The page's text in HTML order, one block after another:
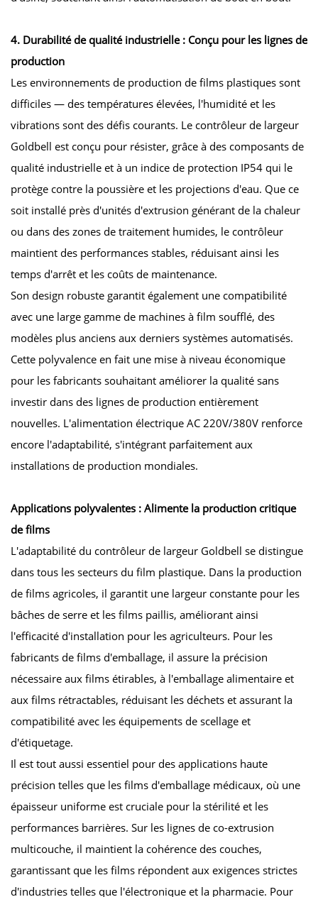
4. Durabilité de qualité industrielle : Conçu pour les lignes de
production
Les environnements de production de films plastiques sont
difficiles — des températures élevées, l'humidité et les
vibrations sont des défis courants. Le contrôleur de largeur
Goldbell est conçu pour résister, grâce à des composants de
qualité industrielle et à un indice de protection IP54 qui le
protège contre la poussière et les projections d'eau. Que ce
soit installé près d'unités d'extrusion générant de la chaleur
ou dans des zones de traitement humides, le contrôleur
maintient des performances stables, réduisant ainsi les
temps d'arrêt et les coûts de maintenance.
Son design robuste garantit également une compatibilité
avec une large gamme de machines à film soufflé, des
modèles plus anciens aux derniers systèmes automatisés.
Cette polyvalence en fait une mise à niveau économique
pour les fabricants souhaitant améliorer la qualité sans
investir dans des lignes de production entièrement
nouvelles. L'alimentation électrique AC 220V/380V renforce
encore l'adaptabilité, s'intégrant parfaitement aux
installations de production mondiales.
Applications polyvalentes : Alimente la production critique
de films
L'adaptabilité du contrôleur de largeur Goldbell se distingue
dans tous les secteurs du film plastique. Dans la production
de films agricoles, il garantit une largeur constante pour les
bâches de serre et les films paillis, améliorant ainsi
l'efficacité d'installation pour les agriculteurs. Pour les
fabricants de films d'emballage, il assure la précision
nécessaire aux films étirables, à l'emballage alimentaire et
aux films rétractables, réduisant les déchets et assurant la
compatibilité avec les équipements de scellage et
d'étiquetage.
Il est tout aussi essentiel pour des applications haute
précision telles que les films d'emballage médicaux, où une
épaisseur uniforme est cruciale pour la stérilité et les
performances barrières. Sur les lignes de co-extrusion
multicouche, il maintient la cohérence des couches,
garantissant que les films répondent aux exigences strictes
d'industries telles que l'électronique et la pharmacie. Pour